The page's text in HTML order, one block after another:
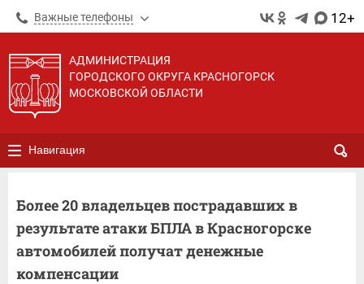
Важные телефоны 12+
АДМИНИСТРАЦИЯ
ГОРОДСКОГО ОКРУГА КРАСНОГОРСК
МОСКОВСКОЙ ОБЛАСТИ
Навигация
Более 20 владельцев пострадавших в
результате атаки БПЛА в Красногорске
автомобилей получат денежные
компенсации